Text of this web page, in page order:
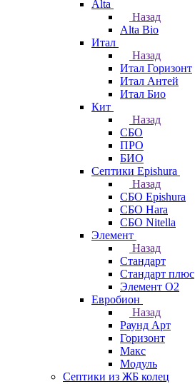
Alta
Назад
Alta Bio
Итал
Назад
Итал Горизонт
Итал Антей
Итал Био
Кит
Назад
СБО
ПРО
БИО
Септики Epishura
Назад
СБО Epishura
СБО Hara
СБО Nitella
Элемент
Назад
Стандарт
Стандарт плюс
Элемент О2
Евробион
Назад
Раунд Арт
Горизонт
Макс
Модуль
Септики из ЖБ колец